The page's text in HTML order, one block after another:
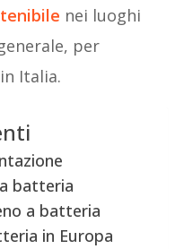
nei luoghi
per
Italia.
batteria
a batteria
in Europa